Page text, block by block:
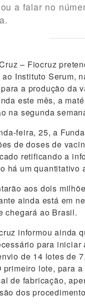
a falar no
– Fiocruz
Instituto Serum,
a produção da
este mês, a
na segunda
feira, 25, a
de doses de
retificando a
há um quantitativo
aos dois
ainda está em
chegará ao Brasil.
informou ainda
para
de 14 lotes de
primeiro lote, para
de fabricação,
dos